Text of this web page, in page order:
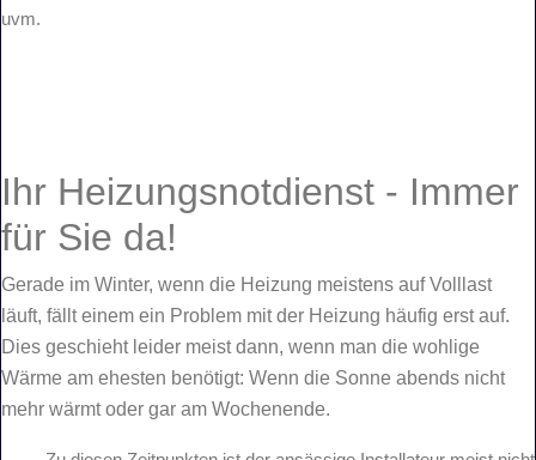
uvm.
Ihr Heizungsnotdienst - Immer
für Sie da!
Gerade im Winter, wenn die Heizung meistens auf Volllast
läuft, fällt einem ein Problem mit der Heizung häufig erst auf.
Dies geschieht leider meist dann, wenn man die wohlige
Wärme am ehesten benötigt: Wenn die Sonne abends nicht
mehr wärmt oder gar am Wochenende.